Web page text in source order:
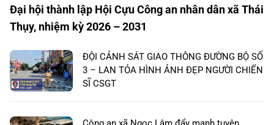
Đại hội thành lập Hội Cựu Công an nhân dân xã Thái
Thụy, nhiệm kỳ 2026 – 2031
ĐỘI CẢNH SÁT GIAO THÔNG ĐƯỜNG BỘ SỐ
3 – LAN TỎA HÌNH ẢNH ĐẸP NGƯỜI CHIẾN
SĨ CSGT